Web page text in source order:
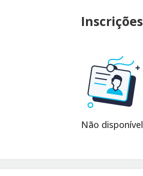
Inscrições
Não disponível